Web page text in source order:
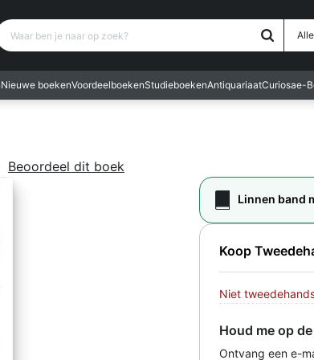
ben je naar op zoek?
Nieuwe boekenVoordeelboekenStudieboekenAntiquariaatCuriosae-
Beoordeel dit boek
Linnen band
Koop
Niet
Houd me op
Ontvang een e-